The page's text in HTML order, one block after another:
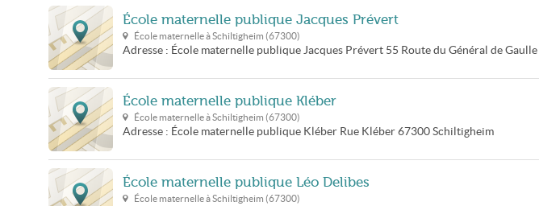
École maternelle publique Jacques Prévert
École maternelle àSchiltigheim (67300)
Adresse : École maternelle publique Jacques Prévert 55 Route du Général de Gaulle
École maternelle publique Kléber
École maternelle àSchiltigheim (67300)
Adresse : École maternelle publique Kléber Rue Kléber 67300 Schiltigheim
École maternelle publique Léo Delibes
École maternelle àSchiltigheim (67300)